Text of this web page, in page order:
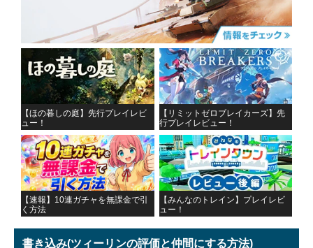
【ほの暮しの庭】先行プレイレビ
ュー！
【リミットゼロブレイカーズ】先
行プレイレビュー！
【速報】10連ガチャを無課金で引
く方法
【みんなのトレイン】プレイレビ
ュー！
書き込み(ツィーリンの評価と仲間にする方法)